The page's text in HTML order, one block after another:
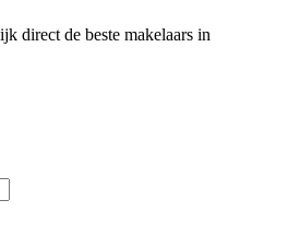
direct de beste makelaars in